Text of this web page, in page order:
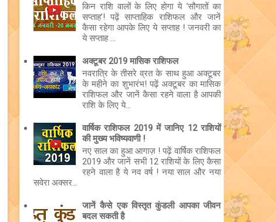
किन राशि वालों के लिए होगा ये ‘सौगातों का
सप्ताह’! पढ़ें साप्ताहिक राशिफल और जानें
कैसा रहेगा आपके लिए ये सप्ताह ! जनवरी का
ये सप्ताह ...
अक्टूबर 2019 मासिक राशिफल
नवरात्रि के तीसरे व्रत के साथ हुआ अक्टूबर
के महीने का शुभारंभ! पढ़ें अक्टूबर का मासिक
राशिफल और जानें कैसा रहने वाला है आपकी
राशि के लिए ये...
वार्षिक राशिफल 2019 में जानिए 12 राशियों
की मुख्य भविष्यवाणी !
नए साल का हुआ आगाज़ ! पढ़ें वार्षिक राशिफल
2019 और जानें सभी 12 राशियों के लिए कैसा
रहने वाला है ये नव वर्ष ! नया साल और नया
सवेरा अक्सर...
जानें कैसे एक विस्तृत कुंडली आपका जीवन
बदल सकती है